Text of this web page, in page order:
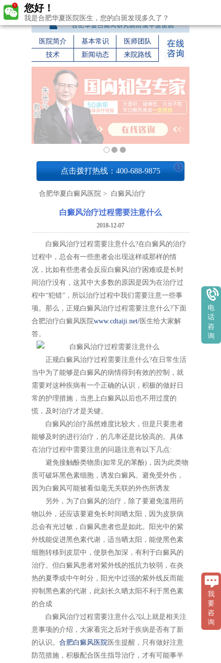
医院简介 基本常识
医师团队
技术
新闻动态 来院路线
点击拨打热线：400-688-9875 1
合肥华夏白癜风医院 > 白癜风治疗
白癜风治疗过程需要注意什么
2018-12-07
白癜风治疗过程需要注意什么?在白癜风的治疗
过程中，总会有一些患者会出现这样或那样的情
况，比如有些患者会反应白癜风治疗困难或是长时
间治疗没有，这其中大多数的原因是因为在治疗过
程中“犯错”，所以治疗过程中我们需要注意一些事
项。那么，正规白癜风治疗过程需要注意什么?下面
合肥治疗白癜风医院www.cdtaiji.net/医生给大家解
答。
正规白癜风治疗过程需要注意什么?在日常生活
当中为了能够是白癜风的病情得到有效的控制，就
需要对这种疾病有一个正确的认识，积极的做好日
常的护理措施，当患上白癜风以后也不用过度的
慌，及时治疗才是关键。
白癜风的治疗虽然难度比较大，但是只要患者
能够及时的进行治疗，的几率还是比较高的。具体
在治疗过程中需要注意的问题注意有以下几点:
避免接触酚类物质(如常见的苯酚)，因为此类物
质可破坏黑色素细胞，诱发白癜风。避免受外伤，
因为白癜风可能被看似毫无关联的外伤所诱发
另外，为了白癜风的治疗，除了要避免滥用药
物以外，还应该要避免长时间晒太阳，因为皮肤病
总会有光过敏，白癜风患者也是如此。阳光中的紫
外线能促进黑色素代谢，适当晒太阳，能使黑色素
细胞转移到皮层中，使肤色加深，有利于白癜风的
治疗。但白癜风患者对紫外线的抵抗力较弱，在炎
热的夏季或中午时分，阳光中过强的紫外线反而能
抑制黑色素的代谢，此刻长久晒太阳不利于黑色素
的合成
白癜风治疗过程需要注意什么?以上就是相关注
意事项的介绍，大家看完之后对于疾病是否有了新
的认识。 合肥白癜风医院 医生提醒，只有做好注意
防范措施，积极配合医生指导治疗，才有可能事半
您好！
我是合肥华夏医院医生，您的白斑发现多久了？
我
要
咨
询
电
话
咨
询